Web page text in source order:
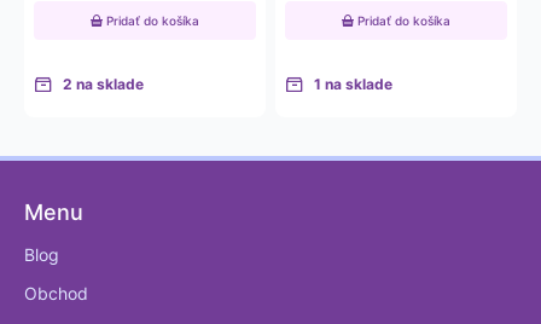
Pridať do košíka
2 na sklade
Pridať do košíka
1 na sklade
Menu
Blog
Obchod